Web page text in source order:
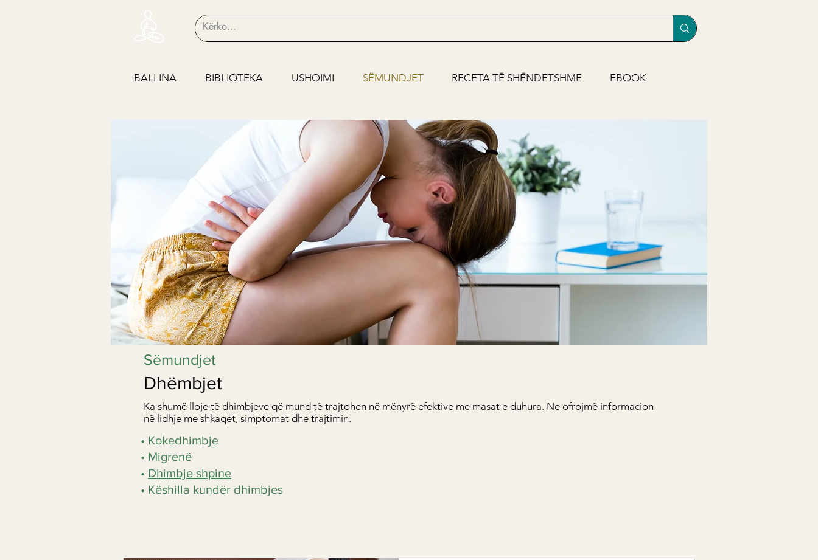
BALLINA BIBLIOTEKA USHQIMI SËMUNDJET RECETA TË SHËNDETSHME EBOOK
Sëmundjet
Dhëmbjet
Ka shumë lloje të dhimbjeve që mund të trajtohen në mënyrë efektive me masat e duhura. Ne ofrojmë informacion
në lidhje me shkaqet, simptomat dhe trajtimin.
• Kokedhimbje
• Migrenë
• Dhimbje shpine
• Këshilla kundër dhimbjes